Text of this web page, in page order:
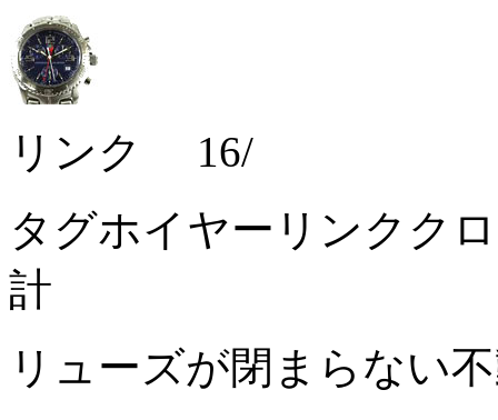
リンク 16/
タグホイヤーリンクク
計
リューズが閉まらない